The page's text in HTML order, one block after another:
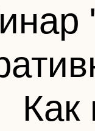
Как